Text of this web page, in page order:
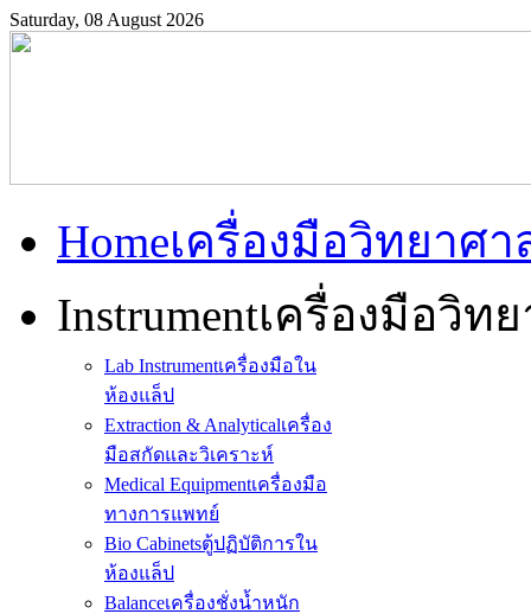
Saturday, 08 August 2026
Homeเครื่องมือวิทยาศา
Instrumentเครื่องมือวิท
Lab Instrumentเครื่องมือใน
ห้องแล็ป
Extraction & Analyticalเครื่อง
มือสกัดและวิเคราะห์
Medical Equipmentเครื่องมือ
ทางการแพทย์
Bio Cabinetsตู้ปฏิบัติการใน
ห้องแล็ป
Balanceเครื่องชั่งน้ำหนัก